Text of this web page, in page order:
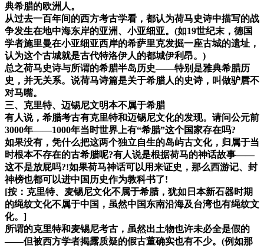
典希腊的欧洲人。
从过去一百年间的西方考古学看，都认为荷马史诗中描写的战
争发生在地中海东岸的亚洲、小亚细亚。(如19世纪末，德国
学者施里曼在小亚细亚西岸的希萨里克发掘一座古城的遗址，
认为这个古城就是古代特洛伊人的都城伊利昂。)
总之荷马史诗与所谓的希腊半岛历史——特别是雅典希腊历
史，并无关系。说荷马诗篇是关于希腊人的史诗，叫做驴唇不
对马嘴。
三、克里特、迈锡尼文明本不属于希腊
有人说，希腊考古有克里特和迈锡尼文化的发现。请问公元前
3000年——1000年当时世界上有“希腊”这个国家存在吗?
如果没有，凭什么把这两个独立自生的岛屿古文化，归属于当
时根本不存在的古希腊呢?有人说是根据荷马的神话故事——
这不是放屁吗?!如果荷马神话可以用来证史，那么西游记、封
神榜也都可以进中国历史作为教科书了!
[按：克里特、麦锡尼文化不属于希腊，犹如日本新石器时期
的绳纹文化不属于中国，虽然中国东南沿海及台湾也有绳纹文
化。]
所谓的克里特和麦锡尼考古，虽然出土物也许未必全是假的
——但被西方学者揭露质疑的假古董确实也有不少。(例如那